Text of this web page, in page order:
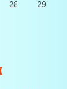
28
29